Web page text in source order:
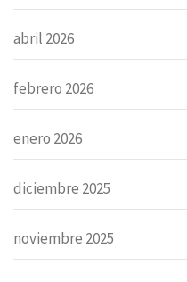
abril 2026
febrero 2026
enero 2026
diciembre 2025
noviembre 2025